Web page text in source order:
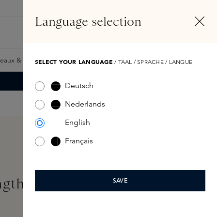
& Giftcards Samples Skins Exclusives Skins
30ml
Language selection
SELECT YOUR LANGUAGE / TAAL / SPRACHE / LANGUE
Deutsch
Nederlands
English
Français
SAVE